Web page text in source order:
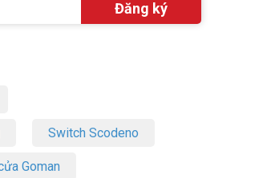
Switch Scodeno
Goman